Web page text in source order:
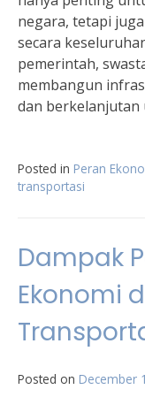
negara, tetapi
secara
pemerintah,
membangun
dan berkelanjutan
Posted in Peran
transportasi
Dampak
Ekonomi
Posted on December